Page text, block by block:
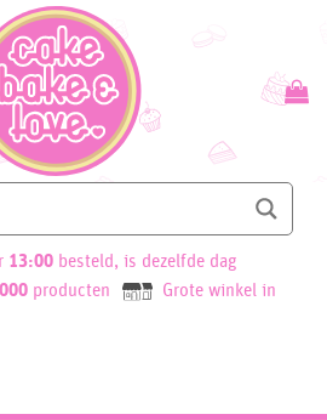
13:00 besteld, is dezelfde dag
producten
Grote winkel in